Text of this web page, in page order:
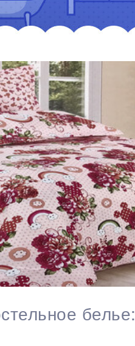
белье: